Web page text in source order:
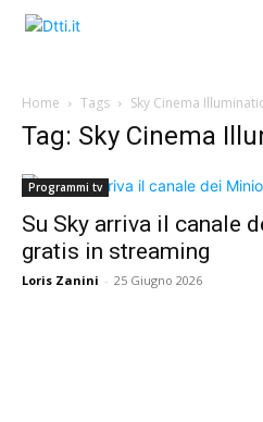
Home Tags Sky Cinema
Tag: Sky Cinema
Programmi tv
Su Sky arriva il canale
gratis in streaming
Loris Zanini - 25 Giugno 2026